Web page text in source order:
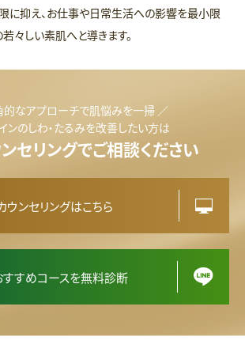
に抑え、お仕事や日常生活への影響を最小限
々しい素肌へと導きます。
的なアプローチで肌悩みを一掃 ／
ンのしわ・たるみを改善したい方は
セリングでご相談ください
ウンセリングはこちら
すすめコースを無料診断